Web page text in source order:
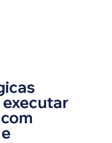
executar